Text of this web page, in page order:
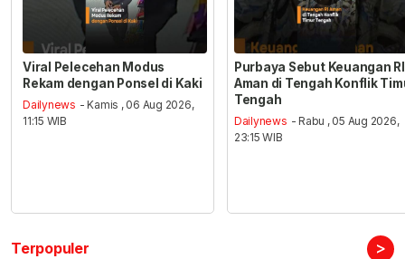
Viral Pelecehan Modus
Rekam dengan Ponsel di Kaki
Dailynews - Kamis , 06 Aug 2026,
11:15 WIB
Purbaya Sebut Keuangan RI
Aman di Tengah Konflik
Tengah
Dailynews - Rabu , 05 Aug 2026,
23:15 WIB
Terpopuler >